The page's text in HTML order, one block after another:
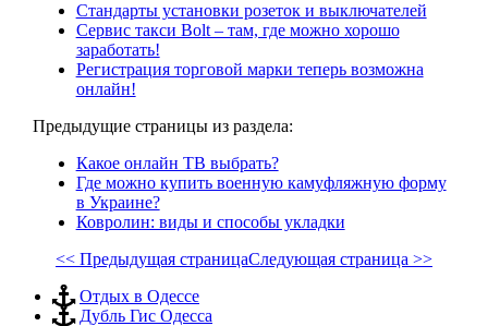
Стандарты установки розеток и выключателей
Сервис такси Bolt – там, где можно хорошо
заработать!
Регистрация торговой марки теперь возможна
онлайн!
Предыдущие страницы из раздела:
Какое онлайн ТВ выбрать?
Где можно купить военную камуфляжную форму
в Украине?
Ковролин: виды и способы укладки
<< Предыдущая страницаСледующая страница >>
Отдых в Одессе
Дубль Гис Одесса